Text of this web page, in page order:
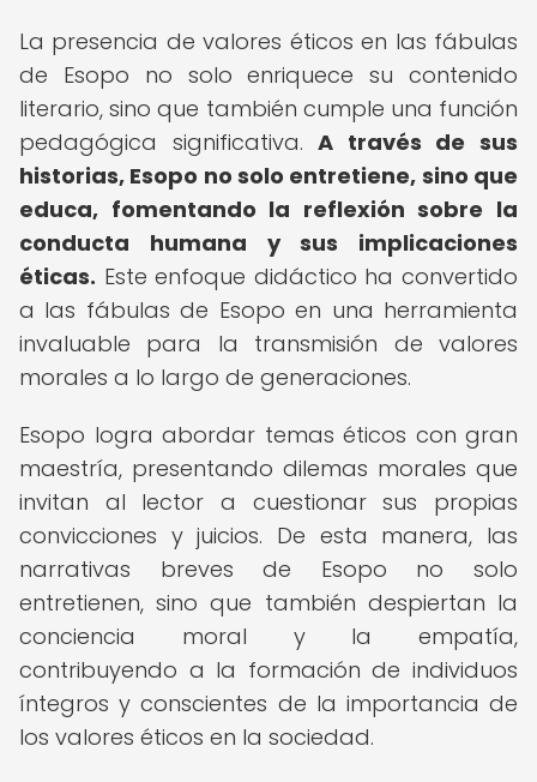
La presencia de valores éticos en las fábulas
de Esopo no solo enriquece su contenido
literario, sino que también cumple una función
pedagógica significativa.A través de sus
historias, Esopo no solo entretiene, sino que
educa, fomentando la reflexión sobre la
conducta humana y sus implicaciones
éticas. Este enfoque didáctico ha convertido
a las fábulas de Esopo en una herramienta
invaluable para la transmisión de valores
morales a lo largo de generaciones.
Esopo logra abordar temas éticos con gran
maestría, presentando dilemas morales que
invitan al lector a cuestionar sus propias
convicciones y juicios. De esta manera, las
narrativas breves de Esopo no solo
entretienen, sino que también despiertan la
conciencia moral y la empatía,
contribuyendo a la formación de individuos
íntegros y conscientes de la importancia de
los valores éticos en la sociedad.